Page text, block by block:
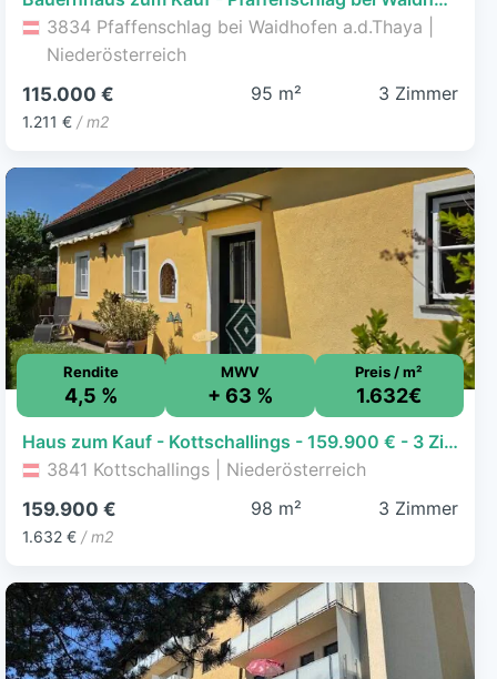
3834 Pfaffenschlag bei Waidhofen a.d.Thaya |
Niederösterreich
115.000 €
1.211 € / m2
95 m² 3 Zimmer
Rendite
4,5 %
MWV
+ 63 %
Preis / m²
1.632€
Haus zum Kauf - Kottschallings - 159.900 € - 3 Zimmer, 98 m², 176 m² Grundstück
3841 Kottschallings | Niederösterreich
159.900 €
1.632 € / m2
98 m² 3 Zimmer